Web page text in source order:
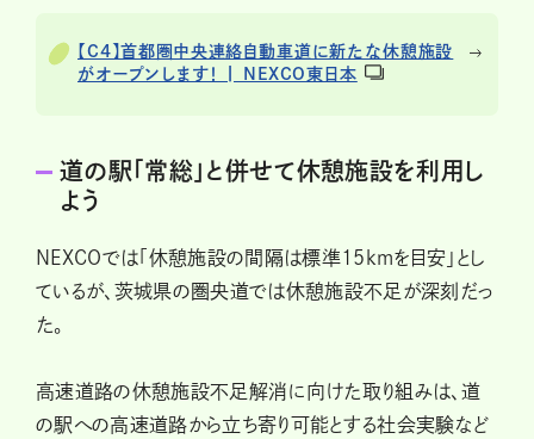
【C4】首都圏中央連絡自動車道に新たな休憩施設
がオープンします！ | NEXCO東日本
道の駅「常総」と併せて休憩施設を利用し
よう
NEXCOでは「休憩施設の間隔は標準15kmを目安」とし
ているが、茨城県の圏央道では休憩施設不足が深刻だっ
た。
高速道路の休憩施設不足解消に向けた取り組みは、道
の駅への高速道路から立ち寄り可能とする社会実験など